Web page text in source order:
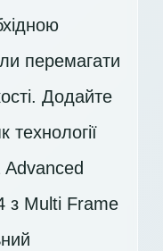
перемагати
Додайте
технології
з Multi Frame